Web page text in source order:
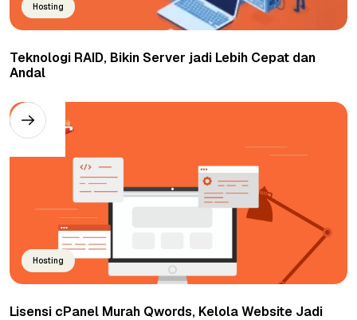
Hosting
Teknologi RAID, Bikin Server jadi Lebih Cepat dan
Andal
Hosting
Lisensi cPanel Murah Qwords, Kelola Website Jadi